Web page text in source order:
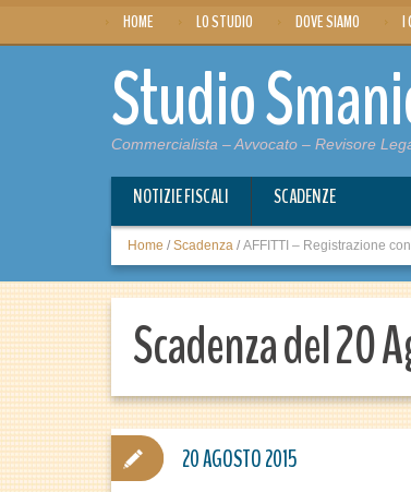
HOME LO STUDIO DOVE SIAMO I
Studio
Commercialista – Avvocato – Revisore
NOTIZIE FISCALI SCADENZE
Home / Scadenza / AFFITTI – Registrazione
Scadenza del 20
20 AGOSTO 2015